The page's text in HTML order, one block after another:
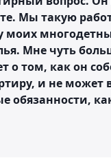
Мы такую
моих
Мне чуть
о том, как он
и не может
обязанности,